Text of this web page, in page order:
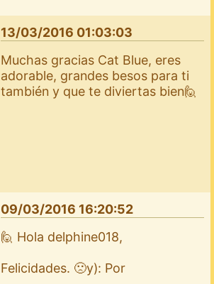
13/03/2016 01:03:03
Muchas gracias Cat Blue, eres
adorable, grandes besos para ti
también y que te diviertas bien🙋
09/03/2016 16:20:52
🙋 Hola delphine018,
Felicidades. 🙁y): Por